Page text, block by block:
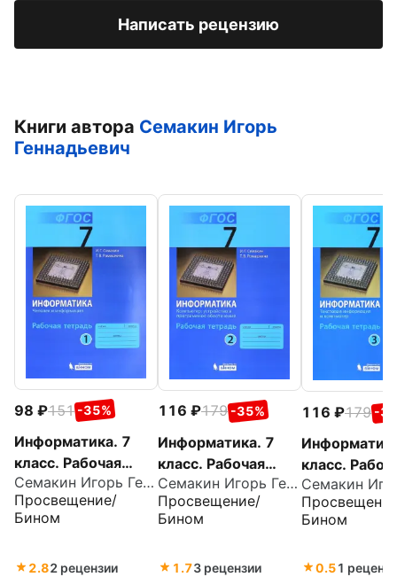
Написать рецензию
Книги автора Семакин Игорь
Геннадьевич
98 151 -35%
Информатика. 7
класс. Рабочая
тетрадь. Часть 1 Семакин Игорь Геннадьевич
Просвещение/
Бином
2.82 рецензии
116 179 -35%
Информатика. 7
класс. Рабочая
тетрадь. Часть 2 Семакин Игорь Геннадьевич
Просвещение/
Бином
1.73 рецензии
116 179 -
класс.
тетрадь.
Бином
0.51